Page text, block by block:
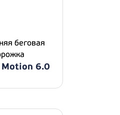
беговая
Motion 6.0